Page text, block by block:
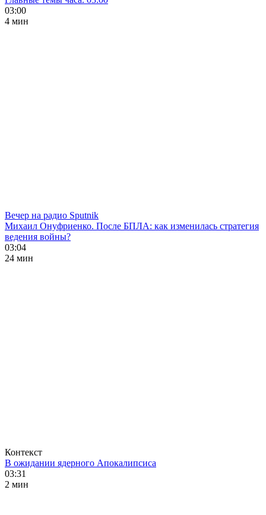
03:00
4 мин
Вечер на радио Sputnik
Михаил Онуфриенко. После БПЛА: как изменилась стратегия
ведения войны?
03:04
24 мин
Контекст
В ожидании ядерного Апокалипсиса
03:31
2 мин